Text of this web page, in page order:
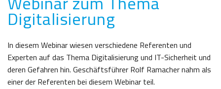
Digitalisierung
In diesem Webinar wiesen verschiedene Referenten und
Experten auf das Thema Digitalisierung und IT-Sicherheit und
deren Gefahren hin. Geschäftsführer Rolf Ramacher nahm als
einer der Referenten bei diesem Webinar teil.